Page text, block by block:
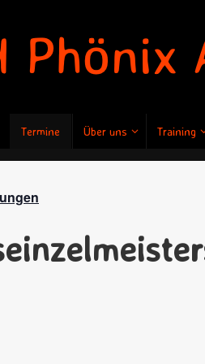
Termine Über uns Training